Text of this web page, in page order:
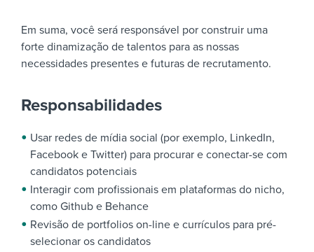
Em suma, você será responsável por construir uma
forte dinamização de talentos para as nossas
necessidades presentes e futuras de recrutamento.
Responsabilidades
Usar redes de mídia social (por exemplo, LinkedIn,
Facebook e Twitter) para procurar e conectar-se com
candidatos potenciais
Interagir com profissionais em plataformas do nicho,
como Github e Behance
Revisão de portfolios on-line e currículos para pré-
selecionar os candidatos